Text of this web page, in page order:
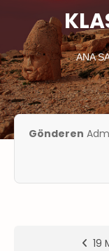
KIBRIS
ANA
Gönderen
19